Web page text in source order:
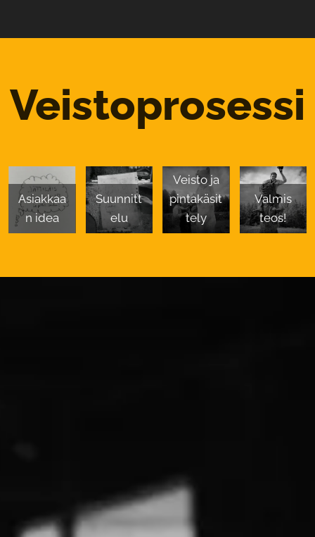
Veistoprosessi
Asiakkaa
n idea
Suunnitt
elu
Veisto ja
pintakäsit
tely
Valmis
teos!